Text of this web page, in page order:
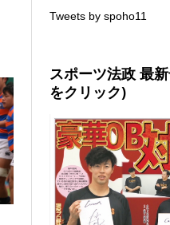
Tweets by spoho11
スポーツ法政 最
をクリック)